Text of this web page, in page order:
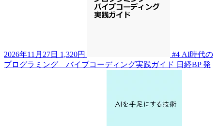
2026年11月27日 1,320円 #4 AI時代の
プログラミング バイブコーディング実践ガイド 日経BP 発